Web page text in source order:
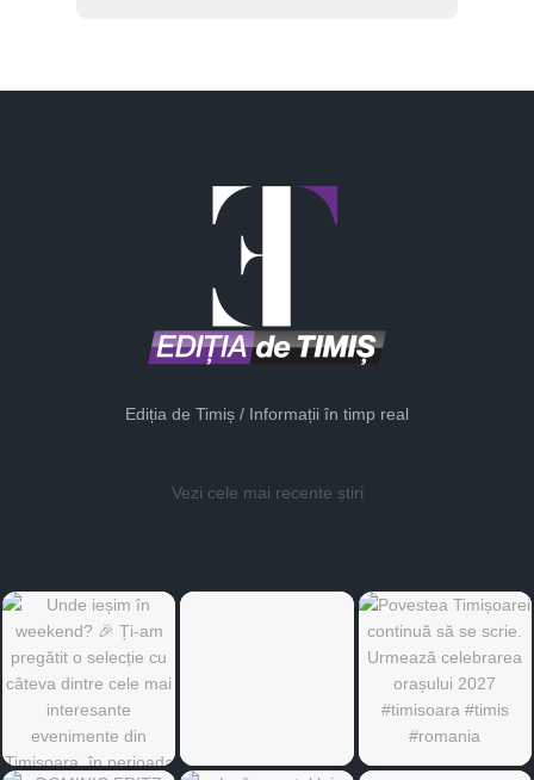
Ediția de Timiș / Informații în timp real
Vezi cele mai recente știri